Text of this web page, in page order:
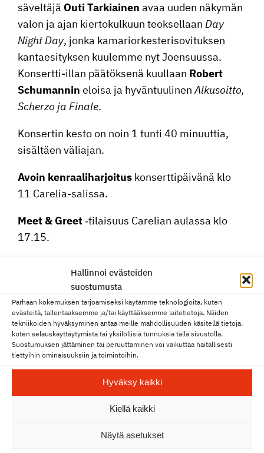
Hallinnoi evästeiden
suostumusta
Parhaan kokemuksen tarjoamiseksi käytämme teknologioita, kuten
evästeitä, tallentaaksemme ja/tai käyttääksemme laitetietoja. Näiden
tekniikoiden hyväksyminen antaa meille mahdollisuuden käsitellä tietoja,
kuten selauskäyttäytymistä tai yksilöllisiä tunnuksia tällä sivustolla.
Suostumuksen jättäminen tai peruuttaminen voi vaikuttaa haitallisesti
tiettyihin ominaisuuksiin ja toimintoihin.
Hyväksy kaikki
Kiellä kaikki
Näytä asetukset
sä­vel­täjä Outi Tarkiainen avaa uuden näkymän
valon ja ajan kierto­kul­kuun teoksel­laanDay
Night Day, jonka kamarior­kes­te­ri­so­vi­tuksen
kantae­si­tyksen kuulemme nyt Joensuussa.
Konsertti-illan päätök­senä kuullaan Robert
Schumannin eloisa ja hyvän­tuu­linenAlkusoitto,
Scherzo ja Finale.
Konsertin kesto on noin 1 tunti 40 minuuttia,
sisältäen väliajan.
Avoin kenraa­li­har­joitus konsert­ti­päi­vänä klo
11 Carelia-salissa.
Meet & Greet‑tilaisuus Carelian aulassa klo
17.15.
Carelian aulassa klo 17.30.
Ohjelma:
Jukka Untamala, kapel­li­mes­tari
Kaisa Korte­lainen, huilu
Ferruccio Busoni (arr. John Adams):
Élégiaque, 8’
Sebastian Fagerlund:Huilu­kon­sertto “Terral”,
Day Night Day kamarior­kes­te­